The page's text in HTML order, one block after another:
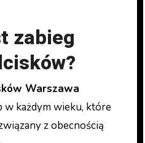
zabieg
Warszawa
w każdym wieku, które
z obecnością